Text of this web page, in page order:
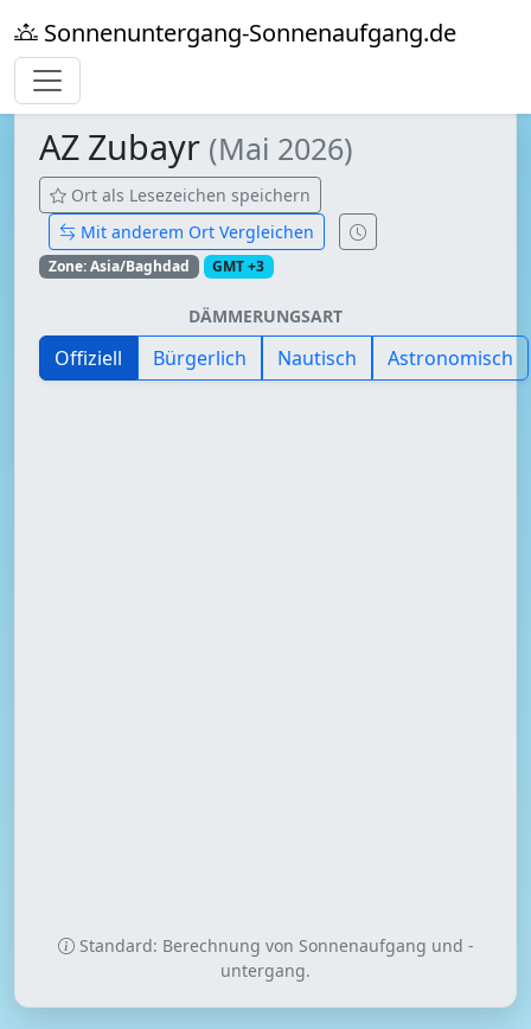
Sonnenuntergang-Sonnenaufgang.de
AZ Zubayr (Mai 2026)
Ort als Lesezeichen speichern
Mit anderem Ort Vergleichen
Zone: Asia/Baghdad GMT +3
DÄMMERUNGSART
Offiziell Bürgerlich Nautisch Astronomisch
Standard: Berechnung von Sonnenaufgang und -
untergang.